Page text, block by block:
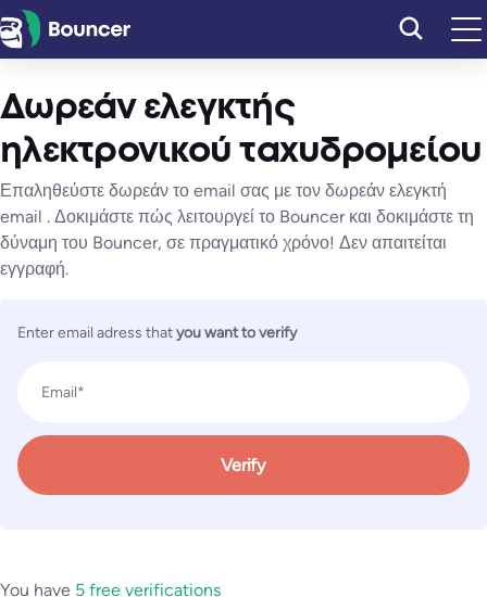
Μετάβαση
στο
Δωρεάν ελεγκτής
ηλεκτρονικού ταχυδρομείου
Επαληθεύστε δωρεάν το email σας με τον δωρεάν ελεγκτή
email . Δοκιμάστε πώς λειτουργεί το Bouncer και δοκιμάστε τη
δύναμη του Bouncer, σε πραγματικό χρόνο! Δεν απαιτείται
εγγραφή.
Enter email adress thatyou want to verify
Verify
You have 5 free verifications